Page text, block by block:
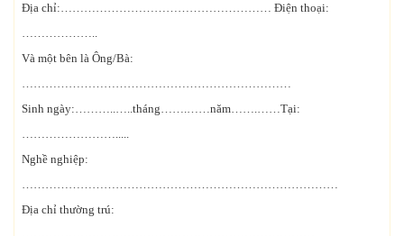
Địa chỉ:……………………………………………… Điện thoại:
………………..
Và một bên là Ông/Bà:
……………………………………………………………
Sinh ngày:………..…..tháng…….……năm…….……Tại:
…………………….....
Nghề nghiệp:
………………………………………………………………………
Địa chỉ thường trú: